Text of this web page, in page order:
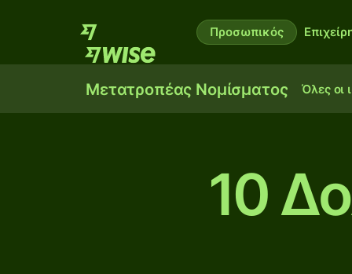
Προσωπικός
Μετατροπέας Νομίσματος Όλες οι
10